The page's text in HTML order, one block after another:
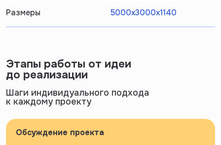
Размеры 5000х3000х1140
Этапы работы от идеи
до реализации
Шаги индивидуального подхода
к каждому проекту
Обсуждение проекта